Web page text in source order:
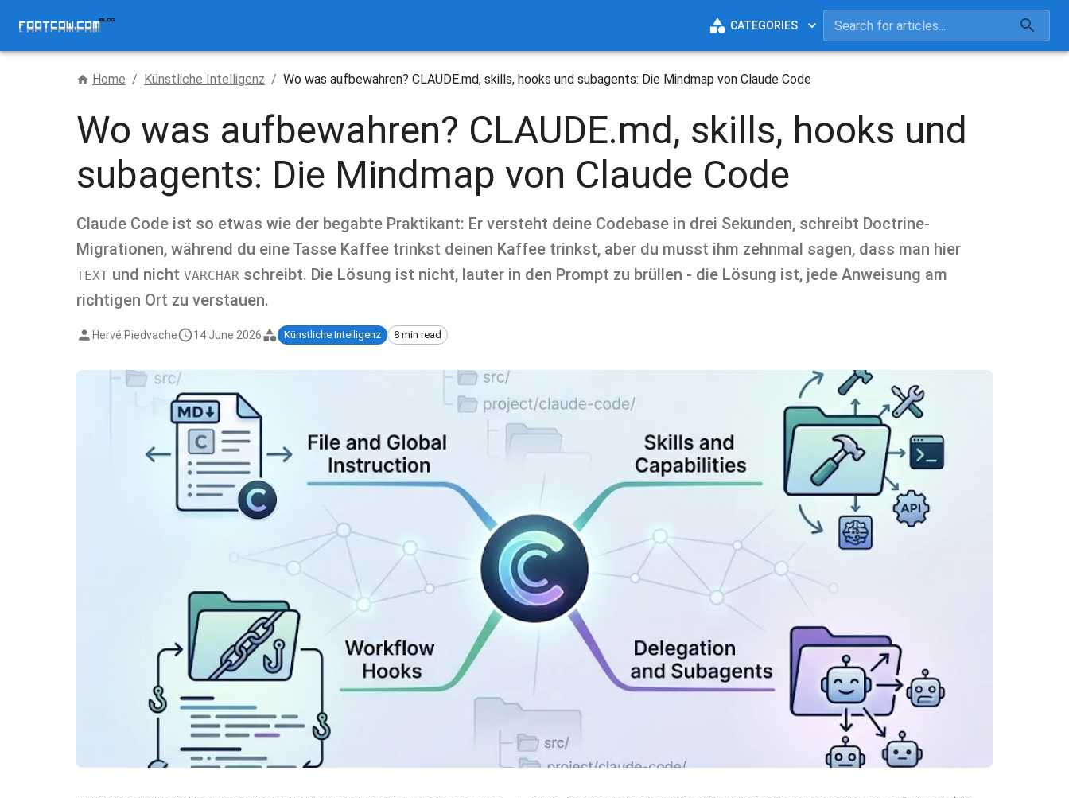
CATEGORIES
Home / Künstliche Intelligenz / Wo was aufbewahren? CLAUDE.md, skills, hooks und subagents: Die Mindmap von Claude Code
Wo was aufbewahren? CLAUDE.md, skills, hooks und
subagents: Die Mindmap von Claude Code
Claude Code ist so etwas wie der begabte Praktikant: Er versteht deine Codebase in drei Sekunden, schreibt Doctrine-
Migrationen, während du eine Tasse Kaffee trinkst deinen Kaffee trinkst, aber du musst ihm zehnmal sagen, dass man hier
TEXT und nicht VARCHAR schreibt. Die Lösung ist nicht, lauter in den Prompt zu brüllen - die Lösung ist, jede Anweisung am
richtigen Ort zu verstauen.
Hervé Piedvache 14 June 2026 Künstliche Intelligenz 8 min read